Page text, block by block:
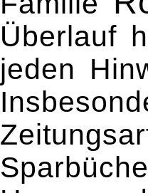
Überlauf
jeden